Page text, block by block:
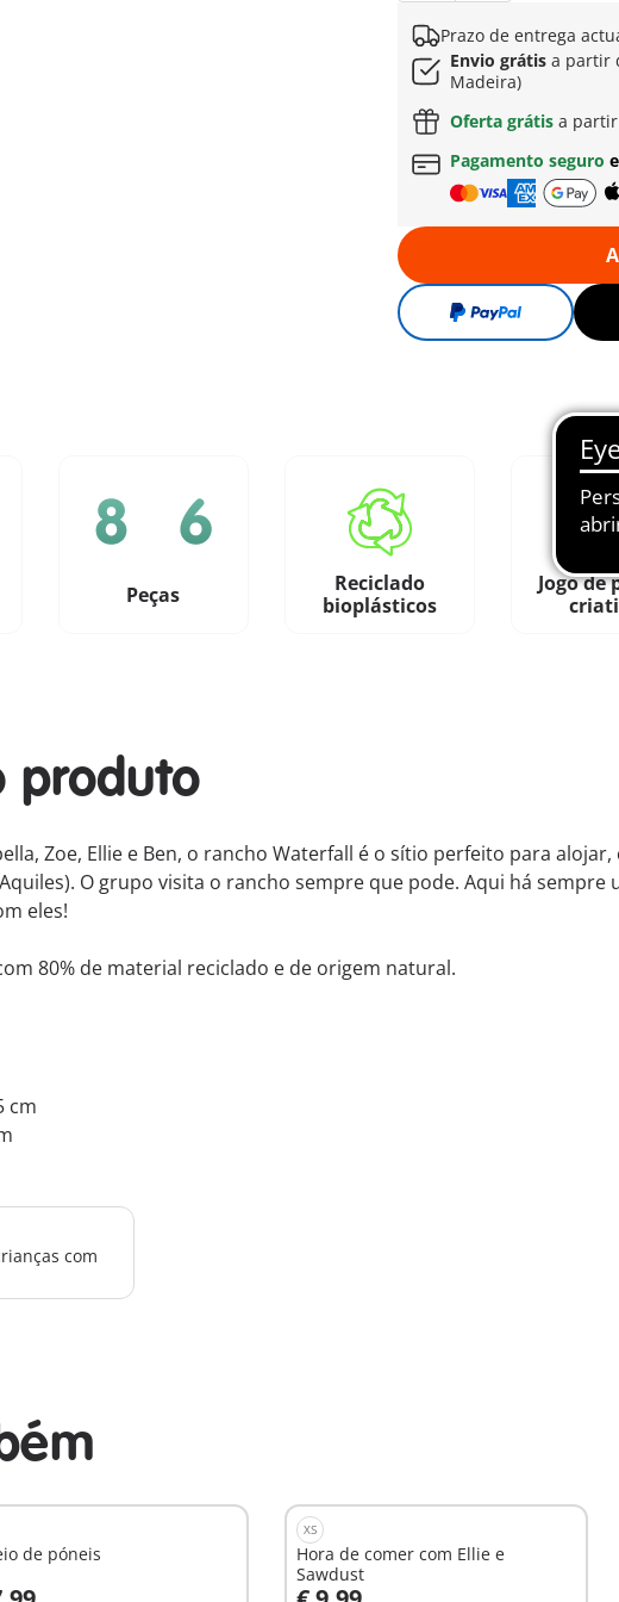
Prazo de entrega
Envio grátisa partir
Madeira)
Oferta grátisa
Pagamento seguro
Peças
Reciclado
bioplásticos
Jogo de
produto
Zoe, Ellie e Ben, o rancho Waterfall é o sítio perfeito para
O grupo visita o rancho sempre que pode. Aqui há
eles!
80% de material reciclado e de origem natural.
cm
com
de póneis
XS
Hora de comer com Ellie e
Sawdust